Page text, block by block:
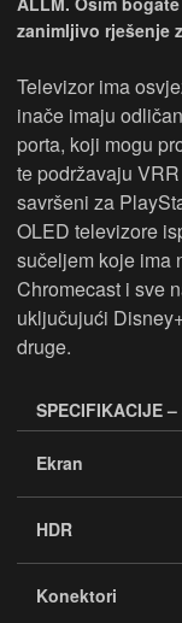
zanimljivo rješenje
Televizor ima
inače imaju
porta, koji mogu
te podržavaju
savršeni za
OLED televizore
sučeljem koje ima
Chromecast i sve
uključujući
druge.
SPECIFIKACIJE
Ekran
HDR
Konektori